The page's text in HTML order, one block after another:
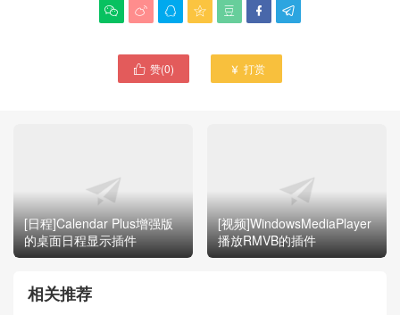
      
 赞(0)  打赏
[日程]Calendar Plus增强版
的桌面日程显示插件
[视频]WindowsMediaPlayer
播放RMVB的插件
相关推荐